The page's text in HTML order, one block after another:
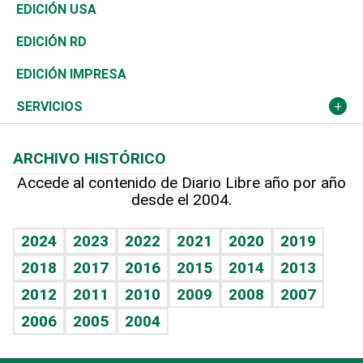
África
Ocenanía
Caribe
Resto del mundo
Vivienda
Telecom.
Global y variable
Economía personal
Buena Vida
Sociales
Novedades
Podcast Arte Libre
Hablando con el pediatra
Vida y familia
Eñe
Celebrando la vida
Sin complejos
Ciclismo
Tenis
Olimpismo
Más deportes
Línea de hit
TBT Deportivo
En Directo
El Espía
Noticiero Poteleche
Columnistas
Más firmas
Tecnología
Historia
Martes de tecnología
Cambio climático
Economía
Revista
Deportes
Opinión
Hecho en casa
Guía del dinero
EDICIÓN USA
EDICIÓN RD
EDICIÓN IMPRESA
SERVICIOS
Cumpleaños
Horóscopos
Crucigramas
ARCHIVO HISTÓRICO
Accede al contenido de Diario Libre año por año
desde el 2004.
2024 2023 2022 2021 2020
2019
2018
2017 2016 2015 2014
2013
2012
2011 2010 2009 2008
2007
2006
2005 2004